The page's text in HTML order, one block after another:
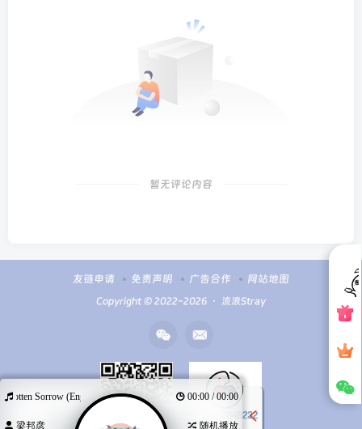
暂无评论内容
友链申请 免责声明 广告合作 网站地图
Copyright © 2022-2026 ・ 流浪Stray
Sorrow (Eng.ver) 00:00 / 00:00
梁邦彦 随机播放